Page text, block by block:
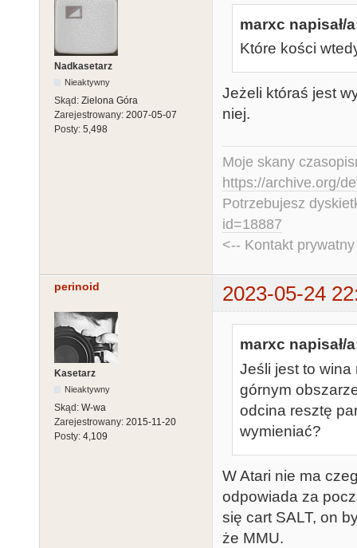
Nadkasetarz
Nieaktywny
Skąd: Zielona Góra
Zarejestrowany: 2007-05-07
Posty: 5,498
marxc napisał/
Które kości
Jeżeli któraś jest
niej.
Moje skany
https://archive.org/
Potrzebujesz
id=18887
<-- Kontakt
perinoid 2023-05-24
Kasetarz
Nieaktywny
Skąd: W-wa
Zarejestrowany: 2015-11-20
Posty: 4,109
marxc napisał/
Jeśli jest to
górnym
odcina resztę
wymieniać?
W Atari nie ma
odpowiada za
się cart SALT, on
że MMU.